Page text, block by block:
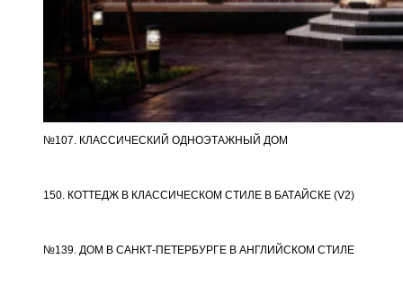
№107. КЛАССИЧЕСКИЙ ОДНОЭТАЖНЫЙ ДОМ
150. КОТТЕДЖ В КЛАССИЧЕСКОМ СТИЛЕ В БАТАЙСКЕ (V2)
№139. ДОМ В САНКТ-ПЕТЕРБУРГЕ В АНГЛИЙСКОМ СТИЛЕ